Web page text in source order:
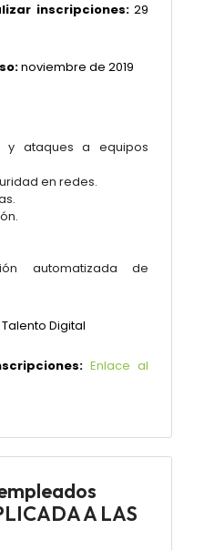
inscripciones:29
noviembre de 2019
y ataques a equipos
en redes.
automatizada de
Talento Digital
Enlace al
A LAS